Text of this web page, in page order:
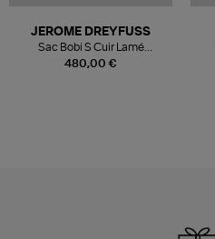
480,00 €
JEROME DREYFUSS
Sac Bobi S Cuir Lamé
Champagne